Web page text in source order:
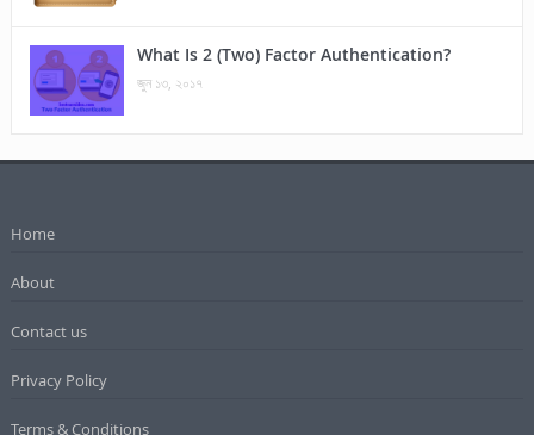
What Is 2 (Two) Factor Authentication?
জুন ১৩, ২০১৭
Home
About
Contact us
Privacy Policy
Terms & Conditions